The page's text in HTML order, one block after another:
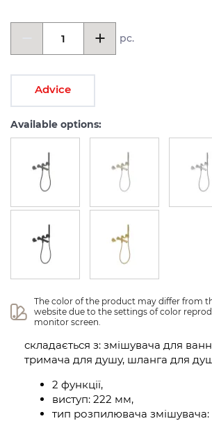
pc.
Advice
Available options:
The color of the product may differ from
website due to the settings of color
monitor screen.
складається з: змішувача для
тримача для душу, шланга для
2 функції,
виступ: 222 мм,
тип розпилювача